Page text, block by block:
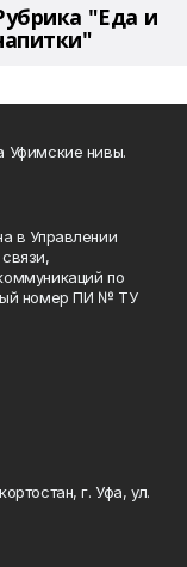
"Еда и
Уфимские нивы.
в Управлении
по
номер ПИ № ТУ
г. Уфа, ул.